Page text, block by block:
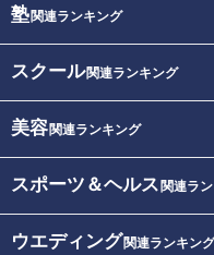
塾関連ランキング
スクール関連ランキング
美容関連ランキング
スポーツ＆ヘルス 関連ラ
ウエディング関連ランキング